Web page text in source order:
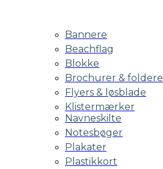
Bannere
Beachflag
Blokke
Brochurer & foldere
Flyers & løsblade
Klistermærker
Navneskilte
Notesbøger
Plakater
Plastikkort